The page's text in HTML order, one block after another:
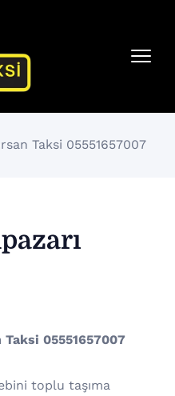
Taksi 05551657007
Taksi 05551657007
toplu taşıma